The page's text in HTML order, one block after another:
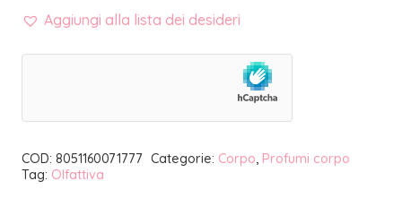
INCENSO
ml
Aggiungi alla lista dei desideri
COD: 8051160071777 Categorie: Corpo, Profumi corpo
Tag: Olfattiva